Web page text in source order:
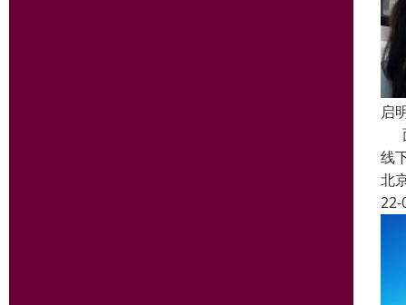
启
线
北
22-